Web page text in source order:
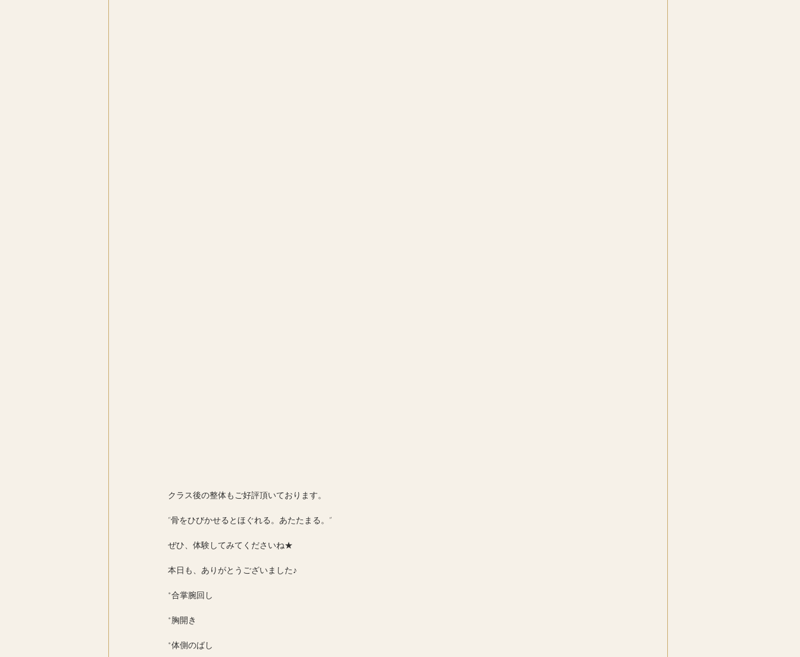
クラス後の整体もご好評頂いております。
”骨をひびかせるとほぐれる。あたたまる。”
ぜひ、体験してみてくださいね★
本日も、ありがとうございました♪
*合掌腕回し
*胸開き
*体側のばし